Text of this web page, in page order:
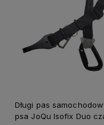
Długi pas
psa JoQu Isofix Duo